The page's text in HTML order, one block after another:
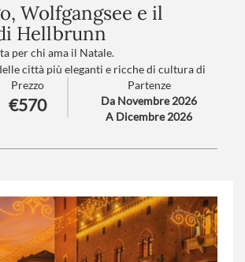
Wolfgangsee e il
Hellbrunn
per chi ama il Natale.
città più eleganti e ricche di cultura di
UNESCO. Il romantico Lago
Parco del Castello di Hellbrunn
Un itinerario panoramico e suggestivo
Prezzo
€570
Partenze
Da Novembre 2026
A Dicembre 2026